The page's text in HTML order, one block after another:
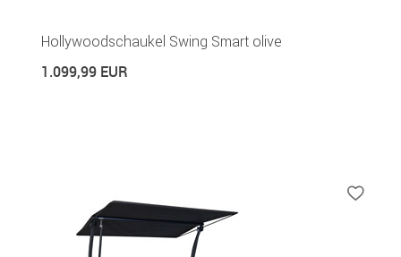
Hollywoodschaukel Swing Smart olive
1.099,99 EUR